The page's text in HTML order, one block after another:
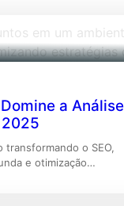
a Análise
2025
transformando o SEO,
e otimização…